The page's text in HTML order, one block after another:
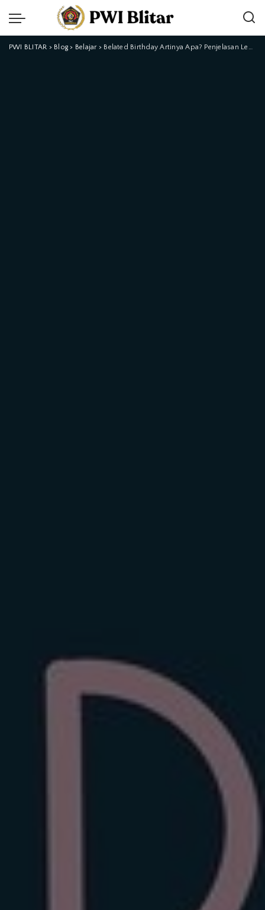
PWI BLITAR > Blog > Belajar> Belated Birthday Artinya Apa? Penjelasan Lengkap dan Contoh Penggunaannya